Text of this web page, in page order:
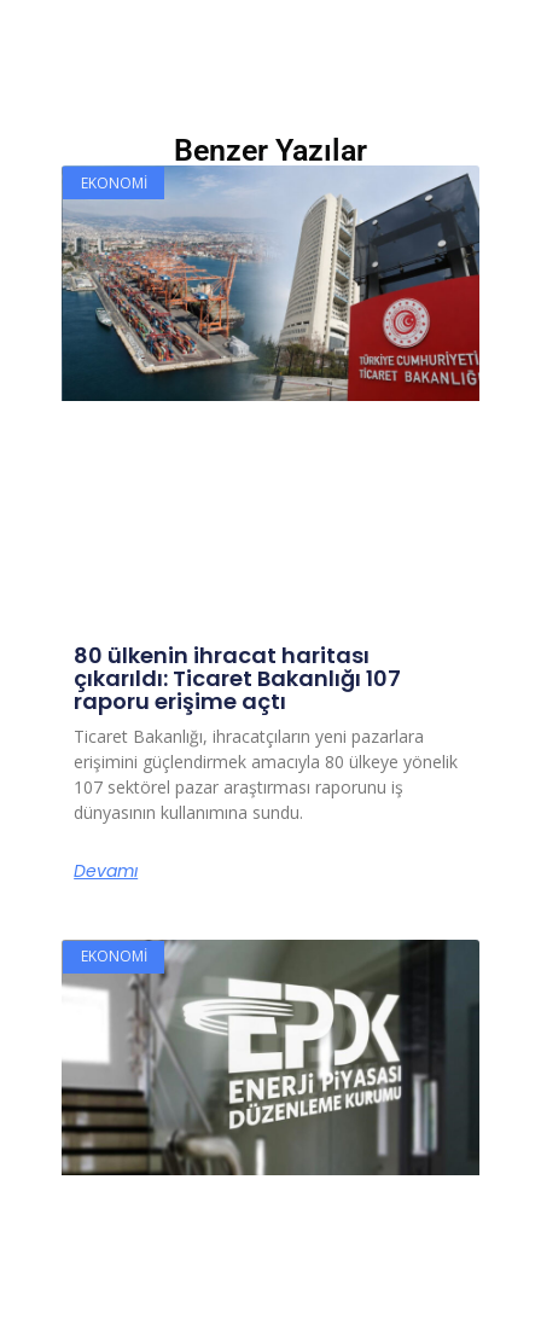
Benzer Yazılar
EKONOMI
80 ülkenin ihracat haritası
çıkarıldı: Ticaret Bakanlığı 107
raporu erişime açtı
Ticaret Bakanlığı, ihracatçıların yeni pazarlara
erişimini güçlendirmek amacıyla 80 ülkeye yönelik
107 sektörel pazar araştırması raporunu iş
dünyasının kullanımına sundu.
Devamı
EKONOMI